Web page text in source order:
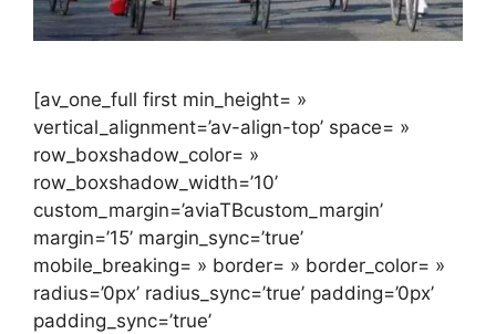
[av_one_full first min_height= »
vertical_alignment=’av-align-top’ space= »
row_boxshadow_color= »
row_boxshadow_width=’10’
custom_margin=’aviaTBcustom_margin’
margin=’15’ margin_sync=’true’
mobile_breaking= » border= » border_color= »
radius=’0px’ radius_sync=’true’ padding=’0px’
padding_sync=’true’